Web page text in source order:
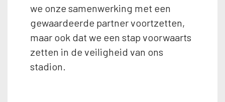
we onze samenwerking met een
gewaardeerde partner voortzetten,
maar ook dat we een stap voorwaarts
zetten in de veiligheid van ons
stadion.